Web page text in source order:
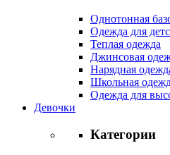
Однотонная
Одежда для
Теплая одежда
Джинсовая
Нарядная
Школьная
Одежда для
Девочки
Категории